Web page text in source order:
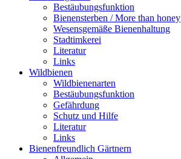
Bestäubungsfunktion
Bienensterben / More than honey
Wesensgemäße Bienenhaltung
Stadtimkerei
Literatur
Links
Wildbienen
Wildbienenarten
Bestäubungsfunktion
Gefährdung
Schutz und Hilfe
Literatur
Links
Bienenfreundlich Gärtnern